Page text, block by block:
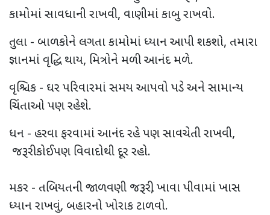
કામોમાં સાવધાની રાખવી, વાણીમાં કાબુ રાખવો.
તુલા - બાળકોને લગતા કામોમાં ધ્યાન આપી શકશો, તમારા
જ્ઞાનમાં વૃદ્ધિ થાય, મિત્રોને મળી આનંદ મળે.
વૃશ્ચિક - ઘર પરિવારમાં સમય આપવો પડે અને સામાન્ય
ચિંતાઓ પણ રહેશે.
ધન - હરવા ફરવામાં આનંદ રહે પણ સાવચેતી રાખવી,
જરૂરી કોઈપણ વિવાદોથી દૂર રહો.
મકર - તબિયતની જાળવણી જરૂરી, ખાવા પીવામાં ખાસ
ધ્યાન રાખવું, બહારનો ખોરાક ટાળવો.